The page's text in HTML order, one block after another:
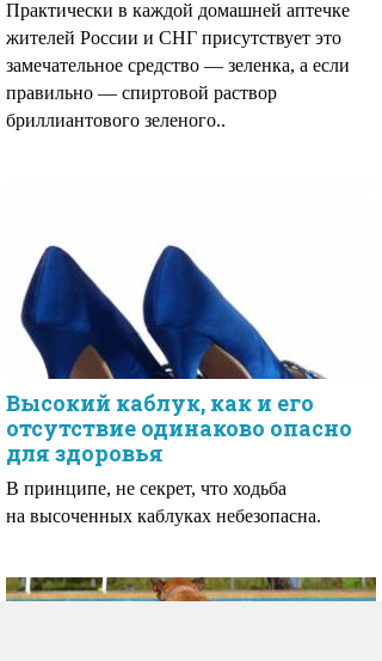
Практически в каждой домашней аптечке
жителей России и СНГ присутствует это
замечательное средство — зеленка, а если
правильно — спиртовой раствор
бриллиантового зеленого..
Высокий каблук, как и его
отсутствие одинаково опасно
для здоровья
В принципе, не секрет, что ходьба
на высоченных каблуках небезопасна.